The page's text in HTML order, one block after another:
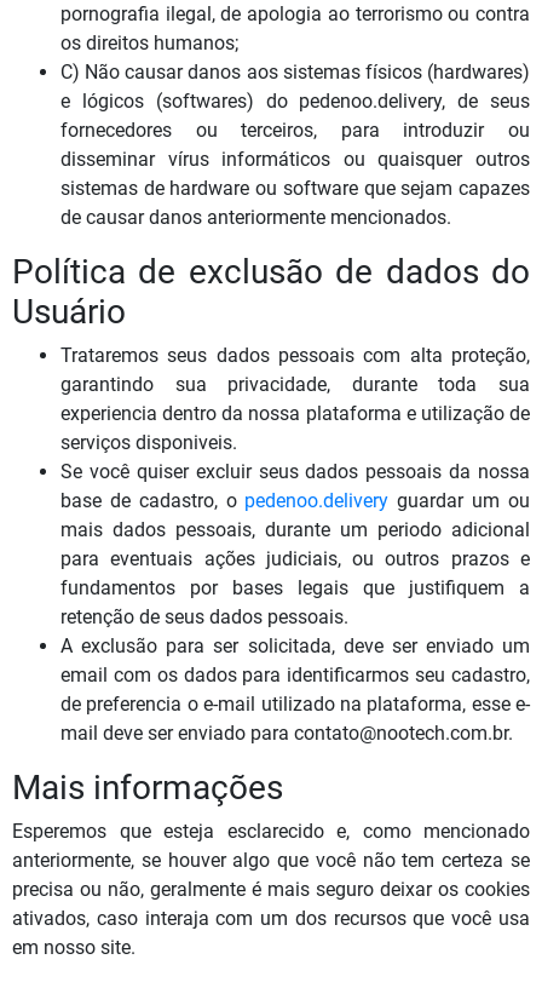
pornografia ilegal, de apologia ao terrorismo ou contra
os direitos humanos;
C) Não causar danos aos sistemas físicos (hardwares)
e lógicos (softwares) do pedenoo.delivery, de seus
fornecedores ou terceiros, para introduzir ou
disseminar vírus informáticos ou quaisquer outros
sistemas de hardware ou software que sejam capazes
de causar danos anteriormente mencionados.
Política de exclusão de dados do
Usuário
Trataremos seus dados pessoais com alta proteção,
garantindo sua privacidade, durante toda sua
experiencia dentro da nossa plataforma e utilização de
serviços disponiveis.
Se você quiser excluir seus dados pessoais da nossa
base de cadastro, o pedenoo.delivery guardar um ou
mais dados pessoais, durante um periodo adicional
para eventuais ações judiciais, ou outros prazos e
fundamentos por bases legais que justifiquem a
retenção de seus dados pessoais.
A exclusão para ser solicitada, deve ser enviado um
email com os dados para identificarmos seu cadastro,
de preferencia o e-mail utilizado na plataforma, esse e-
mail deve ser enviado para contato@nootech.com.br.
Mais informações
Esperemos que esteja esclarecido e, como mencionado
anteriormente, se houver algo que você não tem certeza se
precisa ou não, geralmente é mais seguro deixar os cookies
ativados, caso interaja com um dos recursos que você usa
em nosso site.